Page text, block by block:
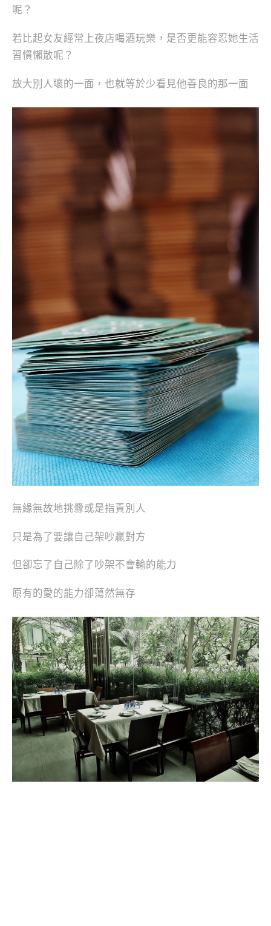
呢？
若比起女友經常上夜店喝酒玩樂，是否更能容忍她生活
習慣懶散呢？
放大別人壞的一面，也就等於少看見他善良的那一面
無緣無故地挑釁或是指責別人
只是為了要讓自己架吵贏對方
但卻忘了自己除了吵架不會輸的能力
原有的愛的能力卻蕩然無存